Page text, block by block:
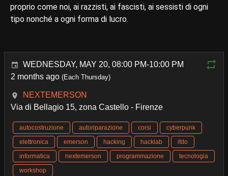
proprio come noi, ai razzisti, ai fascisti, ai sessisti di ogni
tipo nonché a ogni forma di lucro.
WEDNESDAY, MAY 20, 08:00 PM-10:00 PM
2 months ago (Each Thursday)
NEXTEMERSON
Via di Bellagio 15, zona Castello - Firenze
autocostruzione autoriparazione corsi
cyberpunk
elettronica
emerson hacking hacklab
ifdo
informatica
nextemerson programmazione
tecnologia
workshop